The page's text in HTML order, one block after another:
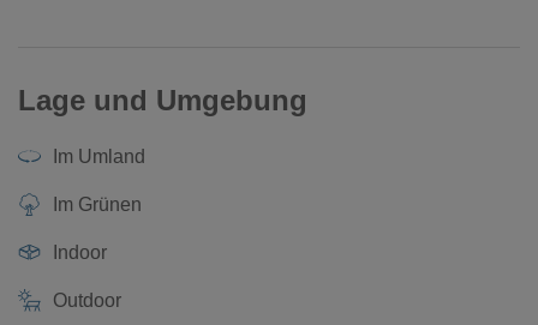
Lage und Umgebung
Im Umland
Im Grünen
Indoor
Outdoor